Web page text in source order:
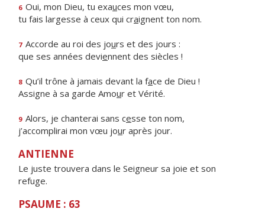
6 Oui, mon Dieu, tu exauces mon vœu,
tu fais largesse à ceux qui craignent ton nom.
7 Accorde au roi des jours et des jours :
que ses années deviennent des siècles !
8 Qu’il trône à jamais devant la face de Dieu !
Assigne à sa garde Amour et Vérité.
9 Alors, je chanterai sans cesse ton nom,
j’accomplirai mon vœu jour après jour.
ANTIENNE
Le juste trouvera dans le Seigneur sa joie et son
refuge.
PSAUME : 63